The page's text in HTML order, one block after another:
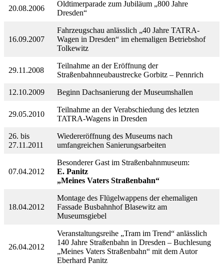
20.08.2006
Oldtimerparade zum Jubiläum „800 Jahre
Dresden“
16.09.2007
Fahrzeugschau anlässlich „40 Jahre TATRA-
Wagen in Dresden“ im ehemaligen Betriebshof
Tolkewitz
29.11.2008
Teilnahme an der Eröffnung der
Straßenbahnneubaustrecke Gorbitz – Pennrich
12.10.2009 Beginn Dachsanierung der Museumshallen
29.05.2010
Teilnahme an der Verabschiedung des letzten
TATRA-Wagens in Dresden
26. bis
27.11.2011
Wiedereröffnung des Museums nach
umfangreichen Sanierungsarbeiten
07.04.2012
Besonderer Gast im Straßenbahnmuseum:
E. Panitz
„Meines Vaters Straßenbahn“
18.04.2012
Montage des Flügelwappens der ehemaligen
Fassade Busbahnhof Blasewitz am
Museumsgiebel
26.04.2012
Veranstaltungsreihe „Tram im Trend“ anlässlich
140 Jahre Straßenbahn in Dresden – Buchlesung
„Meines Vaters Straßenbahn“ mit dem Autor
Eberhard Panitz